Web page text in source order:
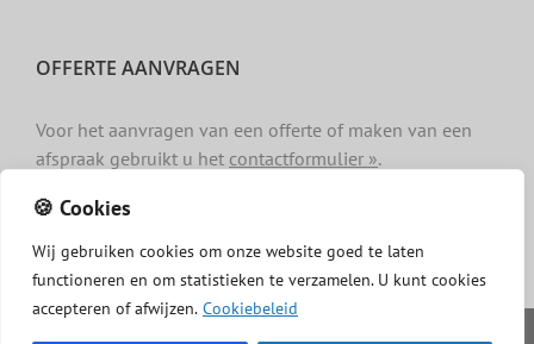
🍪 Cookies
Wij gebruiken cookies om onze website goed te laten
functioneren en om statistieken te verzamelen. U kunt cookies
accepteren of afwijzen. Cookiebeleid
OFFERTE AANVRAGEN
Voor het aanvragen van een offerte of maken van een
afspraak gebruikt u het contactformulier ».